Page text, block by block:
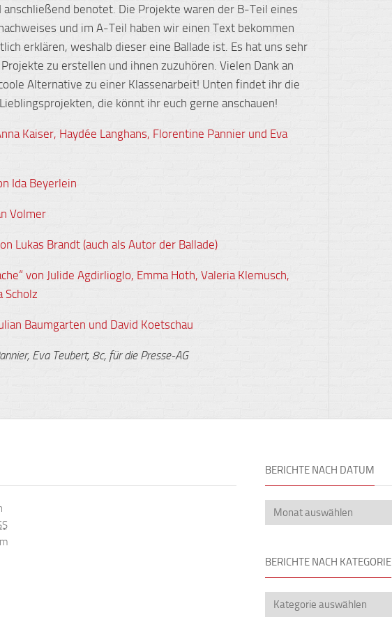
benotet. Die Projekte waren der B-Teil eines
und im A-Teil haben wir einen Text bekommen
erklären, weshalb dieser eine Ballade ist. Es hat uns sehr
zu erstellen und ihnen zuzuhören. Vielen Dank an
Alternative zu einer Klassenarbeit! Unten findet ihr die
die könnt ihr euch gerne anschauen!
Kaiser, Haydée Langhans, Florentine Pannier und Eva
Ida Beyerlein
Volmer
Lukas Brandt (auch als Autor der Ballade)
von Julide Agdirlioglo, Emma Hoth, Valeria Klemusch,
Scholz
Baumgarten und David Koetschau
, Eva Teubert, 8c, für die Presse-AG
BERICHTE NACH DATUM
BERICHTE NACH KATEGORIE